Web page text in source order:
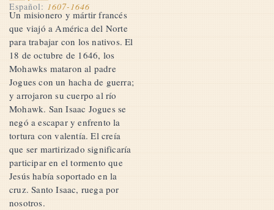
Español: 1607-1646
Un misionero y mártir francés
que viajó a América del Norte
para trabajar con los nativos. El
18 de octubre de 1646, los
Mohawks mataron al padre
Jogues con un hacha de guerra;
y arrojaron su cuerpo al río
Mohawk. San Isaac Jogues se
negó a escapar y enfrento la
tortura con valentía. El creía
que ser martirizado significaría
participar en el tormento que
Jesús había soportado en la
cruz. Santo Isaac, ruega por
nosotros.